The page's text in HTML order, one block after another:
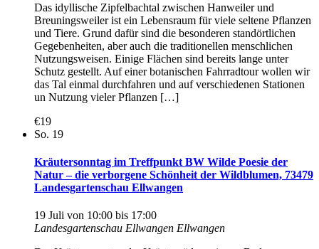
Das idyllische Zipfelbachtal zwischen Hanweiler und
Breuningsweiler ist ein Lebensraum für viele seltene Pflanzen
und Tiere. Grund dafür sind die besonderen standörtlichen
Gegebenheiten, aber auch die traditionellen menschlichen
Nutzungsweisen. Einige Flächen sind bereits lange unter
Schutz gestellt. Auf einer botanischen Fahrradtour wollen wir
das Tal einmal durchfahren und auf verschiedenen Stationen
un Nutzung vieler Pflanzen […]
€19
So. 19
Kräutersonntag im Treffpunkt BW Wilde Poesie der
Natur – die verborgene Schönheit der Wildblumen, 73479
Landesgartenschau Ellwangen
19 Juli von 10:00 bis 17:00
Landesgartenschau Ellwangen Ellwangen